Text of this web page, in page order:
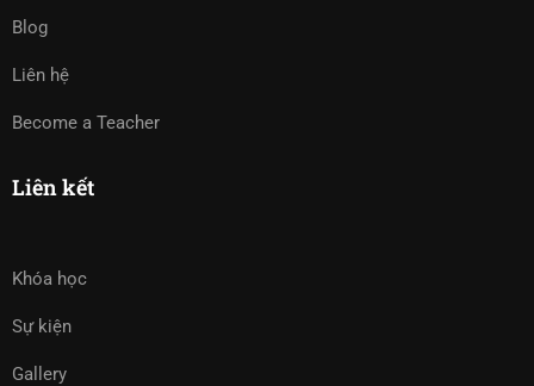
Blog
Liên hệ
Become a Teacher
Liên kết
Khóa học
Sự kiện
Gallery